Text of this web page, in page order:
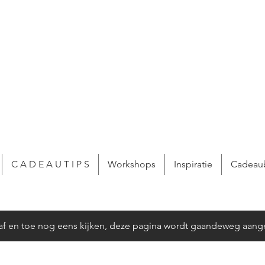
C A D E A U T I P S Workshops Inspiratie
en toe nog eens kijken, deze pagina wordt gaandeweg